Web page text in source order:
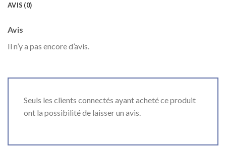
AVIS (0)
Avis
Il n’y a pas encore d’avis.
Seuls les clients connectés ayant acheté ce produit
ont la possibilité de laisser un avis.